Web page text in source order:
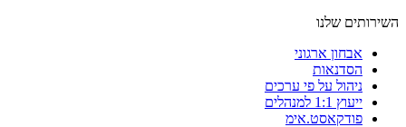
השירותים שלנו
אבחון ארגוני
הסדנאות
ניהול על פי ערכים
ייעוץ 1:1 למנהלים
פודקאסט.אימ